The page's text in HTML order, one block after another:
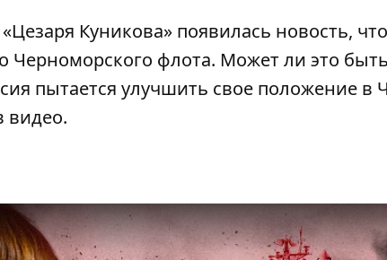
Куникова» появилась новость,
Черноморского флота. Может ли это
пытается улучшить свое положение в
видео.